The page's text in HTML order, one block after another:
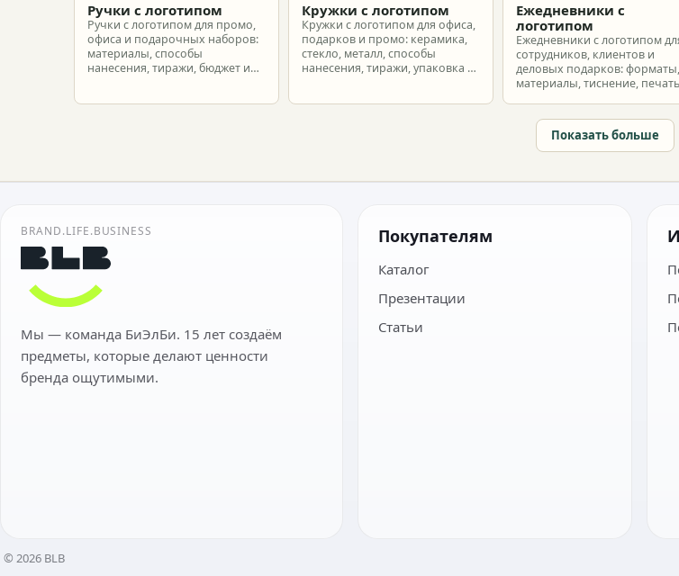
Ручки с логотипом
Ручки с логотипом для промо,
офиса и подарочных наборов:
материалы, способы
нанесения, тиражи, бюджет и
Кружки с логотипом
Кружки с логотипом для офиса,
подарков и промо: керамика,
стекло, металл, способы
нанесения, тиражи, упаковка и
Ежедневники с
логотипом
Ежедневники с логотипом
сотрудников, клиентов и
деловых подарков: форматы,
материалы, тиснение,
Показать больше
BRAND.LIFE.BUSINESS
Мы — команда БиЭлБи. 15 лет создаём
предметы, которые делают ценности
бренда ощутимыми.
Покупателям
Каталог
Презентации
Статьи
© 2026 BLB